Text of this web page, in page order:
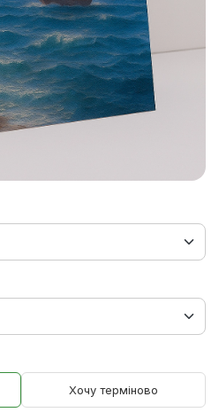
Хочу терміново